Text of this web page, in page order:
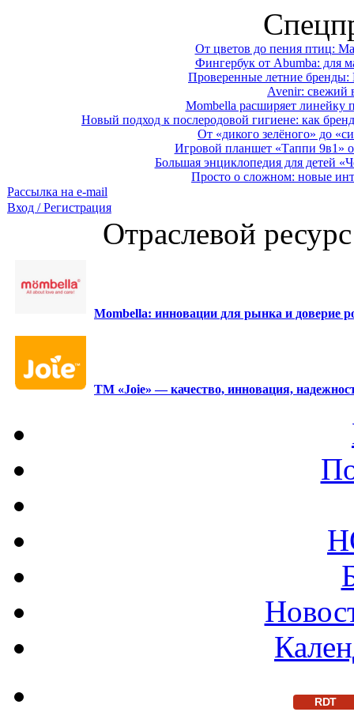
От цветов до пения птиц:
Фингербук от Abumba: для
Проверенные летние
Avenir: свежий
Mombella расширяет линейку
Новый подход к послеродовой гигиене: как
От «дикого зелёного» до
Игровой планшет «Таппи 9в1»
Большая энциклопедия для детей
Просто о сложном: новые
Рассылка на e-mail
Вход / Регистрация
Отраслевой
Mombella: инновации для рынка и доверие
ТМ «Joie» — качество, инновация,
RDT